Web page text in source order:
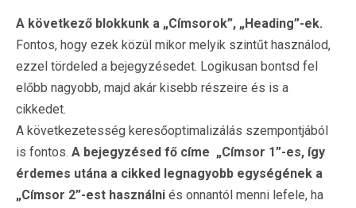
A következő blokkunk a „Címsorok”, „Heading”-ek.
Fontos, hogy ezek közül mikor melyik szintűt használod,
ezzel tördeled a bejegyzésedet. Logikusan bontsd fel
előbb nagyobb, majd akár kisebb részeire és is a
cikkedet.
A következetesség keresőoptimalizálás szempontjából
is fontos. A bejegyzésed fő címe „Címsor 1”-es, így
érdemes utána a cikked legnagyobb egységének a
„Címsor 2”-est használni és onnantól menni lefele, ha